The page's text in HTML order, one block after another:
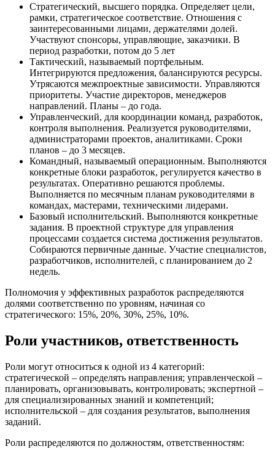
Стратегический, высшего порядка. Определяет цели,
рамки, стратегическое соответствие. Отношения с
заинтересованными лицами, держателями долей.
Участвуют спонсоры, управляющие, заказчики. В
период разработки, потом до 5 лет
Тактический, называемый портфельным.
Интегрируются предложения, балансируются ресурсы.
Утрясаются межпроектные зависимости. Управляются
приоритеты. Участие директоров, менеджеров
направлений. Планы – до года.
Управленческий, для координации команд, разработок,
контроля выполнения. Реализуется руководителями,
администраторами проектов, аналитиками. Сроки
планов – до 3 месяцев.
Командный, называемый операционным. Выполняются
конкретные блоки разработок, регулируется качество в
результатах. Оперативно решаются проблемы.
Выполняется по месячным планам руководителями в
командах, мастерами, техническими лидерами.
Базовый исполнительский. Выполняются конкретные
задания. В проектной структуре для управления
процессами создается система достижения результатов.
Собираются первичные данные. Участие специалистов,
разработчиков, исполнителей, с планированием до 2
недель.
Полномочия у эффективных разработок распределяются
долями соответственно по уровням, начиная со
стратегического: 15%, 20%, 30%, 25%, 10%.
Роли участников, ответственность
Роли могут относиться к одной из 4 категорий:
стратегической – определять направления; управленческой –
планировать, организовывать, контролировать; экспертной –
для специализированных знаний и компетенций;
исполнительской – для создания результатов, выполнения
заданий.
Роли распределяются по должностям, ответственностям: